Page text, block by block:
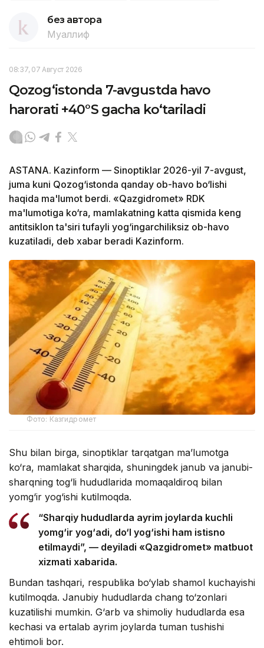
без автора
Муаллиф
08:37, 07 Август 2026
Qozog‘istonda 7-avgustda havo
harorati +40°S gacha ko‘tariladi
ASTANA. Kazinform — Sinoptiklar 2026-yil 7-avgust,
juma kuni Qozog‘istonda qanday ob-havo bo‘lishi
haqida ma'lumot berdi. «Qazgidromet» RDK
ma'lumotiga ko‘ra, mamlakatning katta qismida keng
antitsiklon ta'siri tufayli yog‘ingarchiliksiz ob-havo
kuzatiladi, deb xabar beradi Kazinform.
Фото: Казгидромет
Shu bilan birga, sinoptiklar tarqatgan ma’lumotga
ko‘ra, mamlakat sharqida, shuningdek janub va janubi-
sharqning tog‘li hududlarida momaqaldiroq bilan
yomg‘ir yog‘ishi kutilmoqda.
“Sharqiy hududlarda ayrim joylarda kuchli
yomg‘ir yog‘adi, do‘l yog‘ishi ham istisno
etilmaydi”, — deyiladi «Qazgidromet» matbuot
xizmati xabarida.
Bundan tashqari, respublika bo‘ylab shamol kuchayishi
kutilmoqda. Janubiy hududlarda chang to‘zonlari
kuzatilishi mumkin. G‘arb va shimoliy hududlarda esa
kechasi va ertalab ayrim joylarda tuman tushishi
ehtimoli bor.